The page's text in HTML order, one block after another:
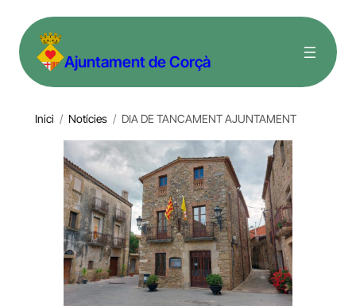
contingut Ajuntament de Corçà
Inici / Notícies / DIA DE TANCAMENT AJUNTAMENT